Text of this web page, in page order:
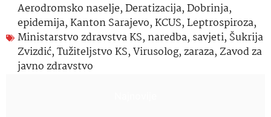
Aerodromsko naselje,Deratizacija,Dobrinja,
epidemija,Kanton Sarajevo,KCUS,Leptrospiroza,
Ministarstvo zdravstva KS, naredba, savjeti, Šukrija
Zvizdić,Tužiteljstvo KS,Virusolog,zaraza,Zavod za
javno zdravstvo